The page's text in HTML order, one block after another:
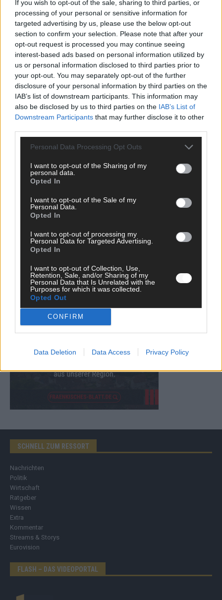
If you wish to opt-out of the sale, sharing to third parties, or
processing of your personal or sensitive information for
targeted advertising by us, please use the below opt-out
section to confirm your selection. Please note that after your
opt-out request is processed you may continue seeing
interest-based ads based on personal information utilized by
us or personal information disclosed to third parties prior to
your opt-out. You may separately opt-out of the further
disclosure of your personal information by third parties on the
IAB’s list of downstream participants. This information may
also be disclosed by us to third parties on the IAB’s List of
Downstream Participants that may further disclose it to other
Personal Data Processing Opt Outs
I want to opt-out of the Sharing of my
personal data.
Opted In
I want to opt-out of the Sale of my
Personal Data.
Opted In
I want to opt-out of processing my
Personal Data for Targeted Advertising.
Opted In
I want to opt-out of Collection, Use,
Retention, Sale, and/or Sharing of my
Personal Data that Is Unrelated with the
Purposes for which it was collected.
Opted Out
CONFIRM
Data Deletion Data Access Privacy Policy
WERBE BEI UNS!
KEINE NEWS MEHR VERPASSEN
ANZEIGE
SCHNELL ZUM RESSORT
Nachrichten
Politik
Wirtschaft
Ratgeber
Wissen
Extra
Kommentar
Streams & Storys
Eurovision
FLASH – DAS VIDEOPORTAL